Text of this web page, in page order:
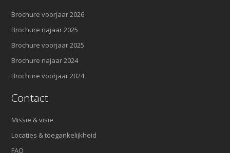
Brochure voorjaar 2026
Brochure najaar 2025
Brochure voorjaar 2025
Brochure najaar 2024
Brochure voorjaar 2024
Contact
Missie & visie
Locaties & toegankelijkheid
FAQ